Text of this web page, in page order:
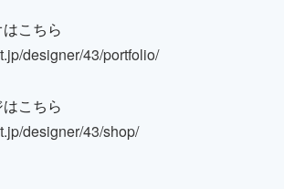
こちら
designer/43/portfolio/
こちら
designer/43/shop/